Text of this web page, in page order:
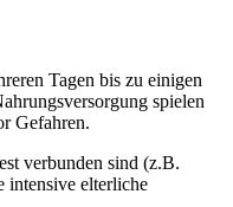
Tagen bis zu einigen
spielen
Gefahren.
verbunden sind (z.B.
intensive elterliche